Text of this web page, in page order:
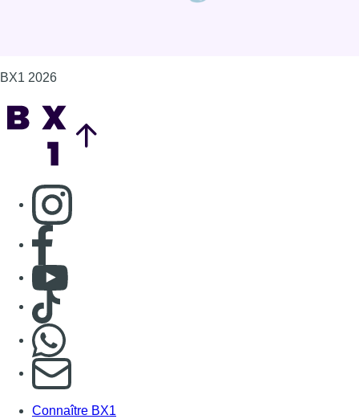
BX1 2026
Consulter page Instagram
Consulter page Facebook
Consulter Youtube
Consulter TikTok
S'abonner à notre newsletter
Connaître BX1